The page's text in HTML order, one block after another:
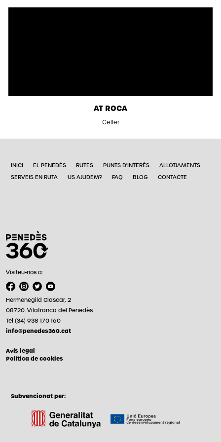
AT ROCA
Celler
INICI EL PENEDÈS RUTES PUNTS D'INTERÈS
ALLOTJAMENTS
SERVEIS EN RUTA
US AJUDEM? FAQ BLOG CONTACTE
Visiteu-nos a:
Hermenegild Clascar, 2
08720. Vilafranca del Penedès
Tel (34) 938 170 160
info@penedes360.cat
Avís legal
Política de cookies
Subvencionat per: